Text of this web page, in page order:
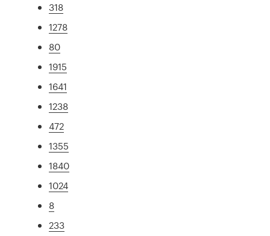
318
1278
80
1915
1641
1238
472
1355
1840
1024
8
233